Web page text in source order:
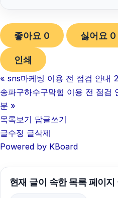
좋아요 0 싫어요 0
인쇄
« sns마케팅 이용 전 점검 안내
송파구하수구막힘 이용 전 점
분 »
목록보기 답글쓰기
글수정 글삭제
Powered by KBoard
현재 글이 속한 목록 페이지